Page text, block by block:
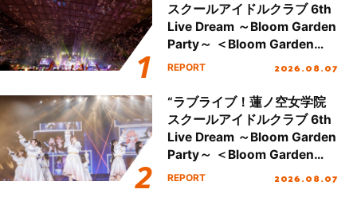
スクールアイドルクラブ 6th
Live Dream ～Bloom Garden
Party～ ＜Bloom Garden
Party Stage／埼玉公演＞”
REPORT 2026.08.07
“ラブライブ！蓮ノ空女学院
スクールアイドルクラブ 6th
Live Dream ～Bloom Garden
Party～ ＜Bloom Garden
Party Stage／埼玉公演＞”
REPORT 2026.08.07